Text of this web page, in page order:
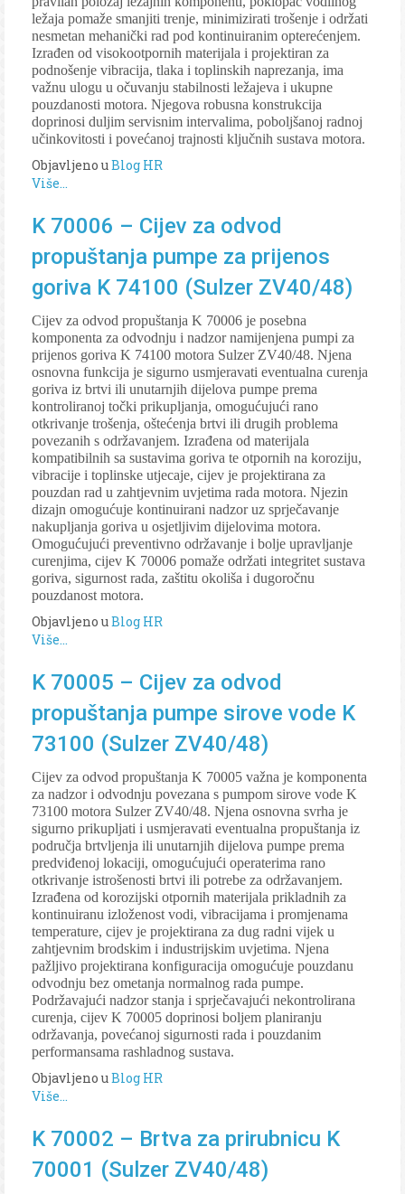
ležaja pomaže smanjiti trenje, minimizirati trošenje i održati
nesmetan mehanički rad pod kontinuiranim opterećenjem.
Izrađen od visokootpornih materijala i projektiran za
podnošenje vibracija, tlaka i toplinskih naprezanja, ima
važnu ulogu u očuvanju stabilnosti ležajeva i ukupne
pouzdanosti motora. Njegova robusna konstrukcija
doprinosi duljim servisnim intervalima, poboljšanoj radnoj
učinkovitosti i povećanoj trajnosti ključnih sustava motora.
Objavljeno uBlog HR
Više...
K 70006 – Cijev za odvod
propuštanja pumpe za prijenos
goriva K 74100 (Sulzer ZV40/48)
Cijev za odvod propuštanja K 70006 je posebna
komponenta za odvodnju i nadzor namijenjena pumpi za
prijenos goriva K 74100 motora Sulzer ZV40/48. Njena
osnovna funkcija je sigurno usmjeravati eventualna curenja
goriva iz brtvi ili unutarnjih dijelova pumpe prema
kontroliranoj točki prikupljanja, omogućujući rano
otkrivanje trošenja, oštećenja brtvi ili drugih problema
povezanih s održavanjem. Izrađena od materijala
kompatibilnih sa sustavima goriva te otpornih na koroziju,
vibracije i toplinske utjecaje, cijev je projektirana za
pouzdan rad u zahtjevnim uvjetima rada motora. Njezin
dizajn omogućuje kontinuirani nadzor uz sprječavanje
nakupljanja goriva u osjetljivim dijelovima motora.
Omogućujući preventivno održavanje i bolje upravljanje
curenjima, cijev K 70006 pomaže održati integritet sustava
goriva, sigurnost rada, zaštitu okoliša i dugoročnu
pouzdanost motora.
Objavljeno uBlog HR
Više...
K 70005 – Cijev za odvod
propuštanja pumpe sirove vode K
73100 (Sulzer ZV40/48)
Cijev za odvod propuštanja K 70005 važna je komponenta
za nadzor i odvodnju povezana s pumpom sirove vode K
73100 motora Sulzer ZV40/48. Njena osnovna svrha je
sigurno prikupljati i usmjeravati eventualna propuštanja iz
područja brtvljenja ili unutarnjih dijelova pumpe prema
predviđenoj lokaciji, omogućujući operaterima rano
otkrivanje istrošenosti brtvi ili potrebe za održavanjem.
Izrađena od korozijski otpornih materijala prikladnih za
kontinuiranu izloženost vodi, vibracijama i promjenama
temperature, cijev je projektirana za dug radni vijek u
zahtjevnim brodskim i industrijskim uvjetima. Njena
pažljivo projektirana konfiguracija omogućuje pouzdanu
odvodnju bez ometanja normalnog rada pumpe.
Podržavajući nadzor stanja i sprječavajući nekontrolirana
curenja, cijev K 70005 doprinosi boljem planiranju
održavanja, povećanoj sigurnosti rada i pouzdanim
performansama rashladnog sustava.
Objavljeno uBlog HR
Više...
K 70002 – Brtva za prirubnicu K
70001 (Sulzer ZV40/48)